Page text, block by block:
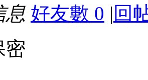
息 好友數 0 | 回
密